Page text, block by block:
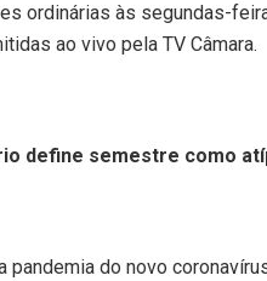
ordinárias às segundas-
ao vivo pela TV Câmara.
define semestre como
do novo